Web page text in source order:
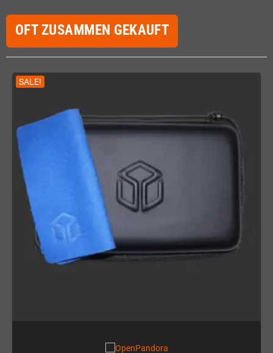
OFT ZUSAMMEN GEKAUFT
SALE!